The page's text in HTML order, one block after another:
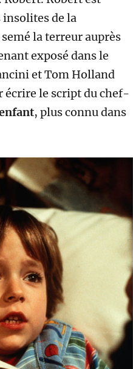
insolites de la
la terreur auprès
exposé dans le
et Tom Holland
écrire le script du chef-
, plus connu dans